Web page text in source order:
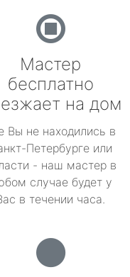
Мастер
бесплатно
на дом
Вы не находились в
Петербурге или
- наш мастер в
случае будет у
в течении часа.